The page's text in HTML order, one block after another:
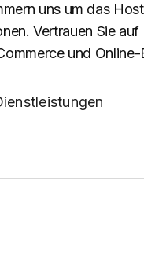
uns um das
Vertrauen Sie
und